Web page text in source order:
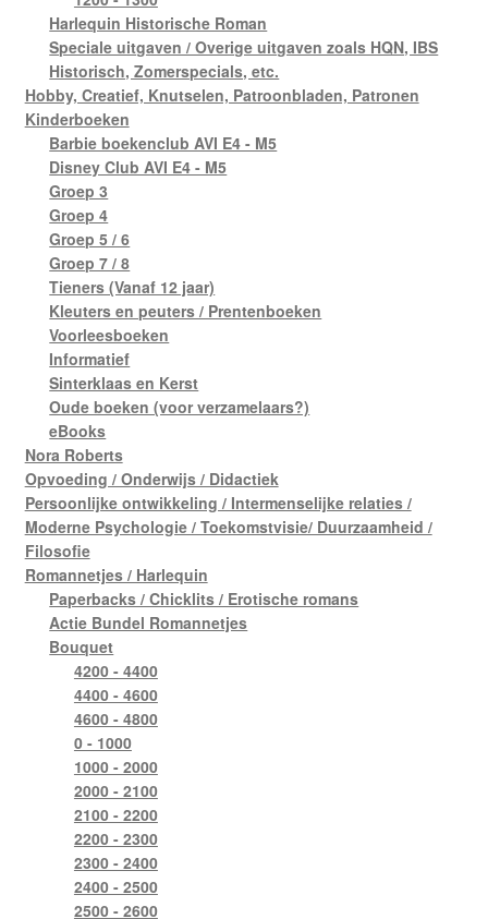
Harlequin Historische Roman
Speciale uitgaven / Overige uitgaven zoals HQN, IBS
Historisch, Zomerspecials, etc.
Hobby, Creatief, Knutselen, Patroonbladen, Patronen
Kinderboeken
Barbie boekenclub AVI E4 - M5
Disney Club AVI E4 - M5
Groep 3
Groep 4
Groep 5 / 6
Groep 7 / 8
Tieners (Vanaf 12 jaar)
Kleuters en peuters / Prentenboeken
Voorleesboeken
Informatief
Sinterklaas en Kerst
Oude boeken (voor verzamelaars?)
eBooks
Nora Roberts
Opvoeding / Onderwijs / Didactiek
Persoonlijke ontwikkeling / Intermenselijke relaties /
Moderne Psychologie / Toekomstvisie/ Duurzaamheid /
Filosofie
Romannetjes / Harlequin
Paperbacks / Chicklits / Erotische romans
Actie Bundel Romannetjes
Bouquet
4200 - 4400
4400 - 4600
4600 - 4800
0 - 1000
1000 - 2000
2000 - 2100
2100 - 2200
2200 - 2300
2300 - 2400
2400 - 2500
2500 - 2600